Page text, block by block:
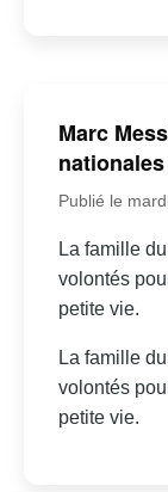
Marc
nationales
Publié le
La famille
volontés
petite vie.
La famille
volontés
petite vie.